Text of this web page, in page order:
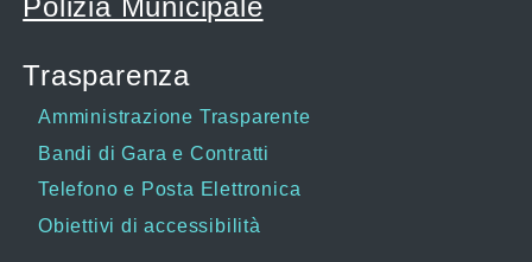
Polizia Municipale
Trasparenza
Amministrazione Trasparente
Bandi di Gara e Contratti
Telefono e Posta Elettronica
Obiettivi di accessibilità